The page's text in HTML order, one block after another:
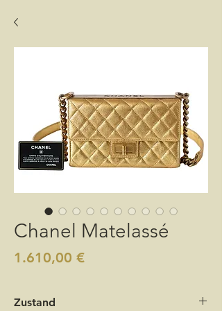
Chanel Matelassé
1.610,00 €Preis
Zustand